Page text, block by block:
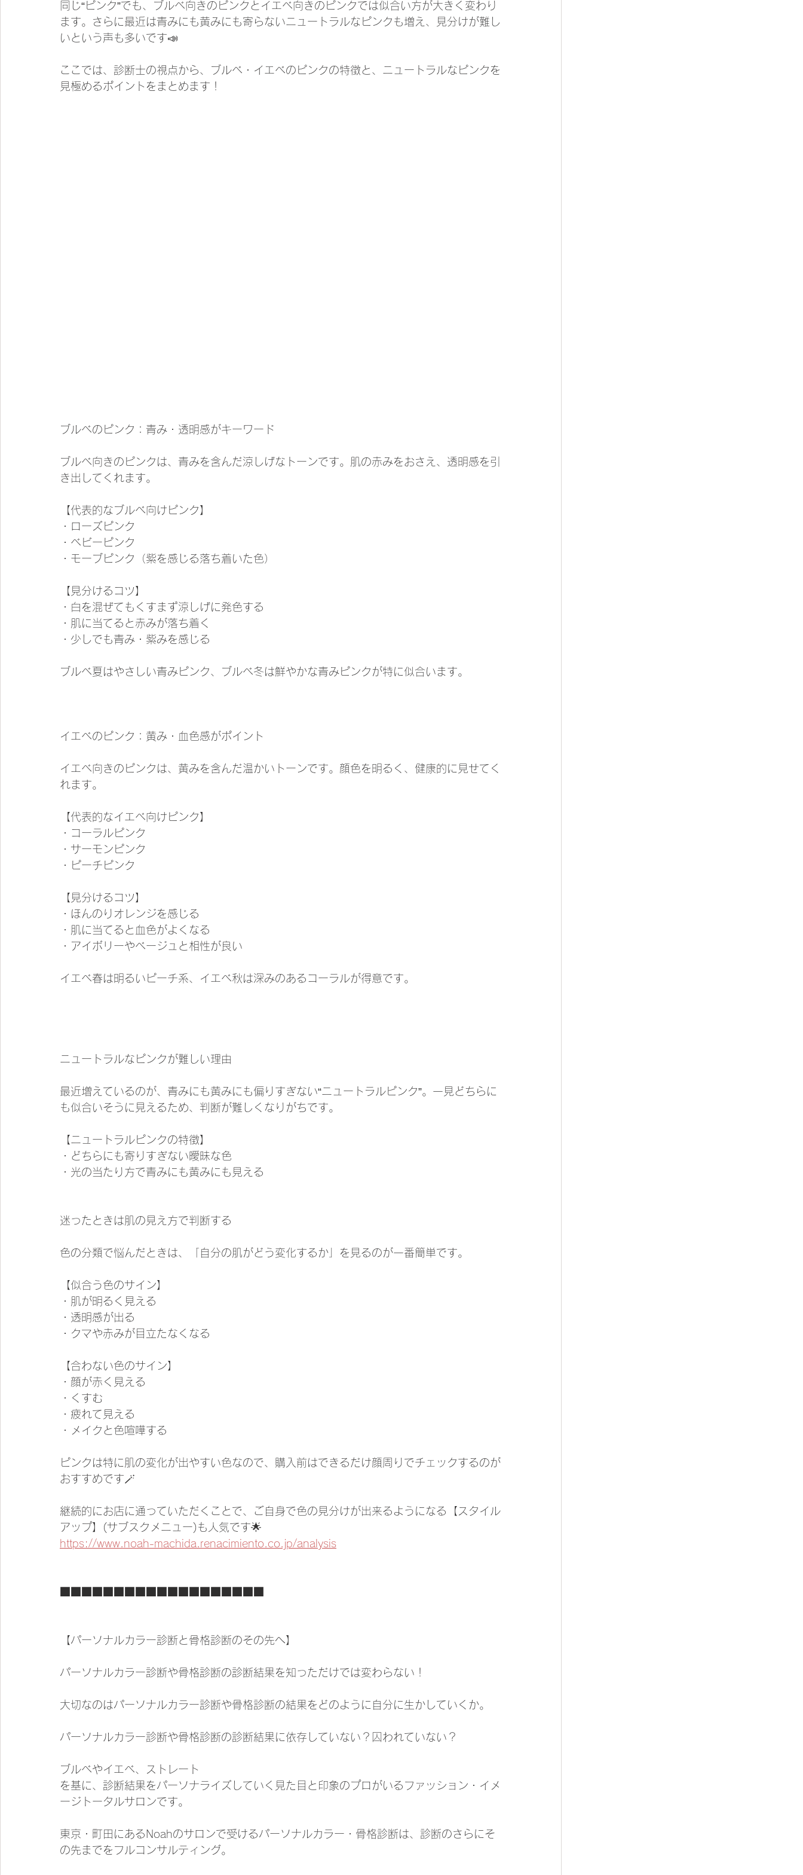
同じ“ピンク”でも、ブルベ向きのピンクとイエベ向きのピンクでは似合い方が大きく変わり
ます。さらに最近は青みにも黄みにも寄らないニュートラルなピンクも増え、見分けが難し
いという声も多いです📣
ここでは、診断士の視点から、ブルベ・イエベのピンクの特徴と、ニュートラルなピンクを
見極めるポイントをまとめます！
ブルベのピンク：青み・透明感がキーワード
ブルベ向きのピンクは、青みを含んだ涼しげなトーンです。肌の赤みをおさえ、透明感を引
き出してくれます。
【代表的なブルベ向けピンク】
・ローズピンク
・ベビーピンク
・モーブピンク（紫を感じる落ち着いた色）
【見分けるコツ】
・白を混ぜてもくすまず涼しげに発色する
・肌に当てると赤みが落ち着く
・少しでも青み・紫みを感じる
ブルベ夏はやさしい青みピンク、ブルベ冬は鮮やかな青みピンクが特に似合います。
イエベのピンク：黄み・血色感がポイント
イエベ向きのピンクは、黄みを含んだ温かいトーンです。顔色を明るく、健康的に見せてく
れます。
【代表的なイエベ向けピンク】
・コーラルピンク
・サーモンピンク
・ピーチピンク
【見分けるコツ】
・ほんのりオレンジを感じる
・肌に当てると血色がよくなる
・アイボリーやベージュと相性が良い
イエベ春は明るいピーチ系、イエベ秋は深みのあるコーラルが得意です。
ニュートラルなピンクが難しい理由
最近増えているのが、青みにも黄みにも偏りすぎない“ニュートラルピンク”。一見どちらに
も似合いそうに見えるため、判断が難しくなりがちです。
【ニュートラルピンクの特徴】
・どちらにも寄りすぎない曖昧な色
・光の当たり方で青みにも黄みにも見える
迷ったときは肌の見え方で判断する
色の分類で悩んだときは、「自分の肌がどう変化するか」を見るのが一番簡単です。
【似合う色のサイン】
・肌が明るく見える
・透明感が出る
・クマや赤みが目立たなくなる
【合わない色のサイン】
・顔が赤く見える
・くすむ
・疲れて見える
・メイクと色喧嘩する
ピンクは特に肌の変化が出やすい色なので、購入前はできるだけ顔周りでチェックするのが
おすすめです🪄︎︎
継続的にお店に通っていただくことで、ご自身で色の見分けが出来るようになる【スタイル
アップ】(サブスクメニュー)も人気です🌟
https://www.noah-machida.renacimiento.co.jp/analysis
【パーソナルカラー診断と骨格診断のその先へ】
パーソナルカラー診断や骨格診断の診断結果を知っただけでは変わらない！
大切なのはパーソナルカラー診断や骨格診断の結果をどのように自分に生かしていくか。
パーソナルカラー診断や骨格診断の診断結果に依存していない？囚われていない？
ブルベやイエベ、ストレート
を基に、診断結果をパーソナライズしていく見た目と印象のプロがいるファッション・イメ
ージトータルサロンです。
東京・町田にあるNoahのサロンで受けるパーソナルカラー・骨格診断は、診断のさらにそ
の先までをフルコンサルティング。